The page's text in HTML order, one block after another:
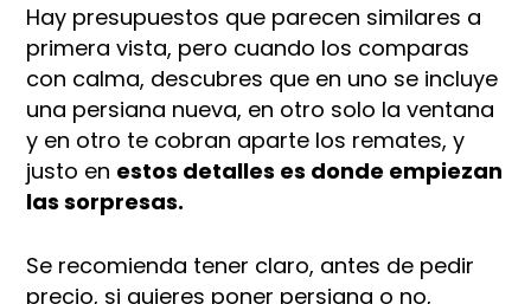
Hay presupuestos que parecen similares a
primera vista, pero cuando los comparas
con calma, descubres que en uno se incluye
una persiana nueva, en otro solo la ventana
y en otro te cobran aparte los remates, y
justo en estos detalles es donde empiezan
las sorpresas.
Se recomienda tener claro, antes de pedir
precio, si quieres poner persiana o no,